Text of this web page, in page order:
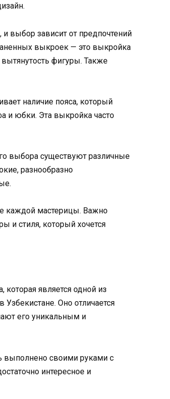
выбор зависит от предпочтений
выкроек — это выкройка
фигуры. Также
наличие пояса, который
и юбки. Эта выкройка часто
выбора существуют различные
разнообразно
каждой мастерицы. Важно
и стиля, который хочется
которая является одной из
Оно отличается
его уникальным и
выполнено своими руками с
интересное и